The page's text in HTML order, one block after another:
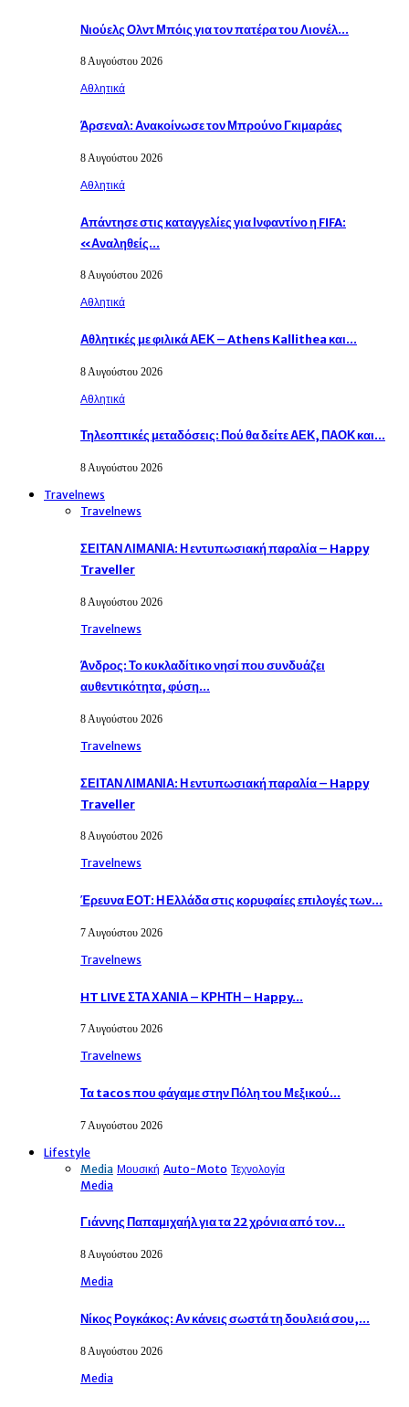
Νιούελς Ολντ Μπόις για τον πατέρα του Λιονέλ…
8 Αυγούστου 2026
Αθλητικά
Άρσεναλ: Ανακοίνωσε τον Μπρούνο Γκιμαράες
8 Αυγούστου 2026
Αθλητικά
Απάντησε στις καταγγελίες για Ινφαντίνο η FIFA:
«Αναληθείς…
8 Αυγούστου 2026
Αθλητικά
Αθλητικές με φιλικά ΑΕΚ – Athens Kallithea και…
8 Αυγούστου 2026
Αθλητικά
Τηλεοπτικές μεταδόσεις: Πού θα δείτε ΑΕΚ, ΠΑΟΚ και…
8 Αυγούστου 2026
Travelnews
Travelnews
ΣΕΙΤΑΝ ΛΙΜΑΝΙΑ: Η εντυπωσιακή παραλία – Happy
Traveller
8 Αυγούστου 2026
Travelnews
Άνδρος: Το κυκλαδίτικο νησί που συνδυάζει
αυθεντικότητα, φύση…
8 Αυγούστου 2026
Travelnews
ΣΕΙΤΑΝ ΛΙΜΑΝΙΑ: Η εντυπωσιακή παραλία – Happy
Traveller
8 Αυγούστου 2026
Travelnews
Έρευνα ΕΟΤ: Η Ελλάδα στις κορυφαίες επιλογές των…
7 Αυγούστου 2026
Travelnews
HT LIVE ΣΤΑ ΧΑΝΙΑ – ΚΡΗΤΗ – Happy…
7 Αυγούστου 2026
Travelnews
Τα tacos που φάγαμε στην Πόλη του Μεξικού…
7 Αυγούστου 2026
Lifestyle
Media Μουσική Auto-Moto Τεχνολογία
Media
Γιάννης Παπαμιχαήλ για τα 22 χρόνια από τον…
8 Αυγούστου 2026
Media
Νίκος Ρογκάκος: Αν κάνεις σωστά τη δουλειά σου,…
8 Αυγούστου 2026
Media